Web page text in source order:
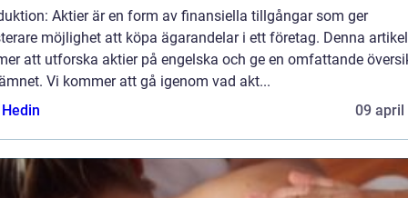
Aktier är en form av finansiella tillgångar som ger
möjlighet att köpa ägarandelar i ett företag. Denna artikel
att utforska aktier på engelska och ge en omfattande
Vi kommer att gå igenom vad akt...
09 april